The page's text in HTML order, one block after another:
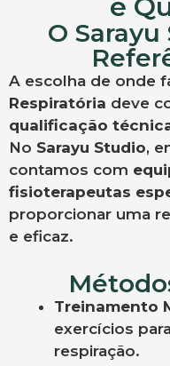
e
O
A escolha de onde
Respiratória deve
qualificação
No Sarayu Studio,
contamos com
fisioterapeutas
proporcionar uma
e eficaz.
Treinamento
exercícios
respiração.